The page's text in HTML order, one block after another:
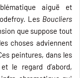
aiguë et
Les Boucliers
que suppose tout
choses adviennent
peintures, dans les
le regard d’abord,